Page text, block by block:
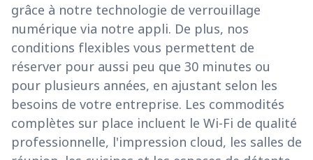
grâce à notre technologie de verrouillage
numérique via notre appli. De plus, nos
conditions flexibles vous permettent de
réserver pour aussi peu que 30 minutes ou
pour plusieurs années, en ajustant selon les
besoins de votre entreprise. Les commodités
complètes sur place incluent le Wi-Fi de qualité
professionnelle, l'impression cloud, les salles de